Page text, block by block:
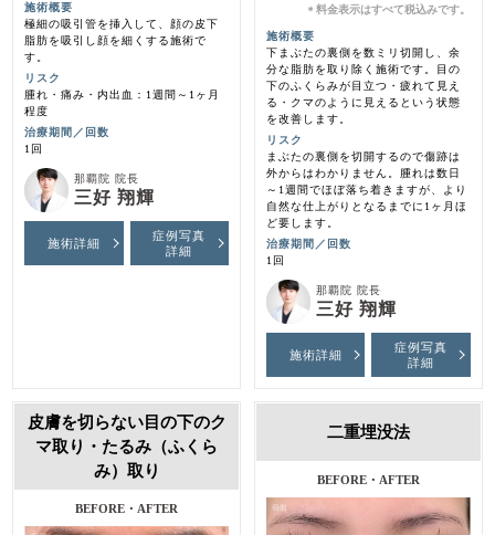
施術概要
極細の吸引管を挿入して、顔の皮下
脂肪を吸引し顔を細くする施術で
す。
リスク
腫れ・痛み・内出血：1週間～1ヶ月
程度
治療期間／回数
1回
那覇院 院長
三好 翔輝
施術詳細
症例写真
詳細
＊ 料金表示はすべて税込みです。
施術概要
下まぶたの裏側を数ミリ切開し、余
分な脂肪を取り除く施術です。目の
下のふくらみが目立つ・疲れて見え
る・クマのように見えるという状態
を改善します。
リスク
まぶたの裏側を切開するので傷跡は
外からはわかりません。腫れは数日
～1週間でほぼ落ち着きますが、より
自然な仕上がりとなるまでに1ヶ月ほ
ど要します。
治療期間／回数
1回
那覇院 院長
三好 翔輝
施術詳細
症例写真
詳細
皮膚を切らない目の下のク
マ取り・たるみ（ふくら
み）取り
二重埋没法